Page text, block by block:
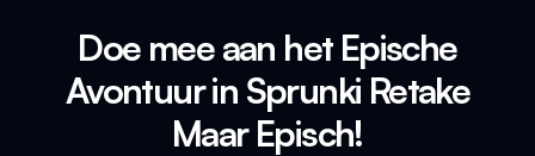
Doe mee aan het Epische
Avontuur in Sprunki Retake
Maar Episch!